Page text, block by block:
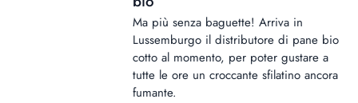
Ma più senza baguette! Arriva in
Lussemburgo il distributore di pane bio
cotto al momento, per poter gustare a
tutte le ore un croccante sfilatino ancora
fumante.